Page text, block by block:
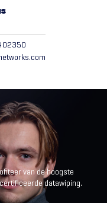
van de hoogste
datawiping.